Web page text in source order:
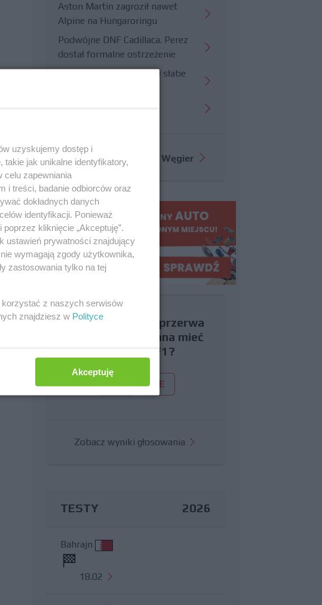
Aston Martin zagroził nawet
Alpine na Hungaroringu
Podwójne DNF Cadillaca. Perez
dostał formalne ostrzeżenie
Hungaroring potwierdził słabe
Więcej informacji o GP Węgier
Czy uważasz, że przerwa
wakacyjna powinna mieć
miejsce w F1?
TAK NIE
Zobacz wyniki głosowania
TESTY 2026
Bahrajn
18.02
uzyskujemy dostęp i
jak unikalne identyfikatory,
celu zapewniania
i treści, badanie odbiorców oraz
dokładnych danych
identyfikacji. Ponieważ
kliknięcie „Akceptuję”.
ustawień prywatności znajdujący
wymagają zgody użytkownika,
zastosowania tylko na tej
korzystać z naszych serwisów
znajdziesz w Polityce
Akceptuję